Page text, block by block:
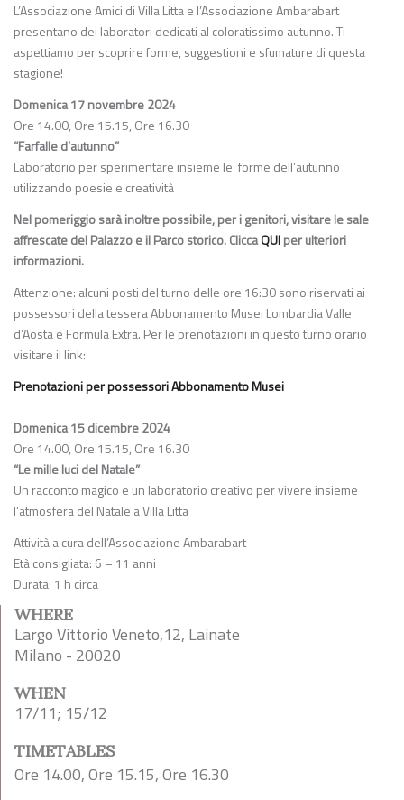
L’Associazione Amici di Villa Litta e l’Associazione Ambarabart
presentano dei laboratori dedicati al coloratissimo autunno. Ti
aspettiamo per scoprire forme, suggestioni e sfumature di questa
stagione!
Domenica 17 novembre 2024
Ore 14.00, Ore 15.15, Ore 16.30
“Farfalle d’autunno”
Laboratorio per sperimentare insieme le forme dell’autunno
utilizzando poesie e creatività
Nel pomeriggio sarà inoltre possibile, per i genitori, visitare le sale
affrescate del Palazzo e il Parco storico. CliccaQUIper ulteriori
informazioni.
Attenzione: alcuni posti del turno delle ore 16:30 sono riservati ai
possessori della tessera Abbonamento Musei Lombardia Valle
d’Aosta e Formula Extra. Per le prenotazioni in questo turno orario
visitare il link:
Prenotazioni per possessori Abbonamento Musei
Domenica 15 dicembre 2024
Ore 14.00, Ore 15.15, Ore 16.30
“Le mille luci del Natale”
Un racconto magico e un laboratorio creativo per vivere insieme
l’atmosfera del Natale a Villa Litta
Attività a cura dell’Associazione Ambarabart
Età consigliata: 6 – 11 anni
Durata: 1 h circa
WHERE
Largo Vittorio Veneto,12, Lainate
Milano - 20020
WHEN
17/11; 15/12
TIMETABLES
Ore 14.00, Ore 15.15, Ore 16.30